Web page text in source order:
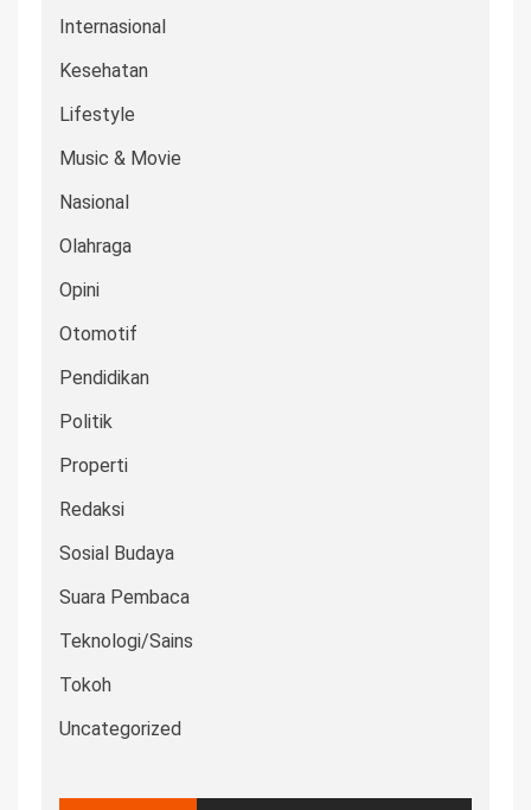
Internasional
Kesehatan
Lifestyle
Music & Movie
Nasional
Olahraga
Opini
Otomotif
Pendidikan
Politik
Properti
Redaksi
Sosial Budaya
Suara Pembaca
Teknologi/Sains
Tokoh
Uncategorized